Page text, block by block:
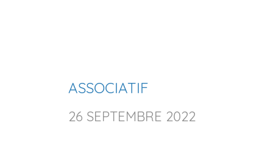
ASSOCIATIF
26 SEPTEMBRE 2022